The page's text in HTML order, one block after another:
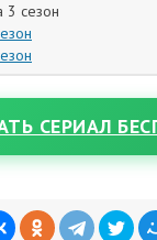
3 сезон
СЕРИАЛ